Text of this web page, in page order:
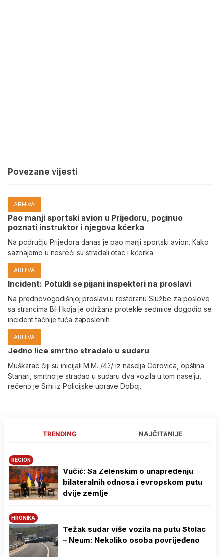
Povezane vijesti
ARHIVA
Pao manji sportski avion u Prijedoru, poginuo
poznati instruktor i njegova kćerka
Na području Prijedora danas je pao manji sportski avion. Kako
saznajemo u nesreći su stradali otac i kćerka.
ARHIVA
Incident: Potukli se pijani inspektori na proslavi
Na prednovogodišnjoj proslavi u restoranu Službe za poslove
sa strancima BiH koja je održana protekle sedmice dogodio se
incident tačnije tuča zaposlenih.
ARHIVA
Јedno lice smrtno stradalo u sudaru
Muškarac čiji su inicijali M.M. /43/ iz naselja Cerovica, opština
Stanari, smrtno je stradao u sudaru dva vozila u tom naselju,
rečeno je Srni iz Policijske uprave Doboj.
TRENDING NAJČITANIJE
REGION
Vučić: Sa Zelenskim o unapređenju
bilateralnih odnosa i evropskom putu
dvije zemlje
HRONIKA
Težak sudar više vozila na putu Stolac
– Neum: Nekoliko osoba povrijeđeno